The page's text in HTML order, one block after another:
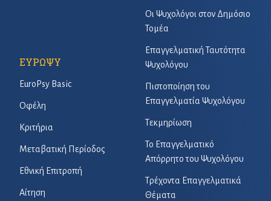
Οι Ψυχολόγοι στον Δημόσιο
Τομέα
Επαγγελματική Ταυτότητα
Ψυχολόγου
Πιστοποίηση του
Επαγγελματία Ψυχολόγου
Τεκμηρίωση
Το Επαγγελματικό
Απόρρητο του Ψυχολόγου
Τρέχοντα Επαγγελματικά
Θέματα
ΕΥΡΩΨΥ
EuroPsy Basic
Οφέλη
Κριτήρια
Μεταβατική Περίοδος
Εθνική Επιτροπή
Αίτηση